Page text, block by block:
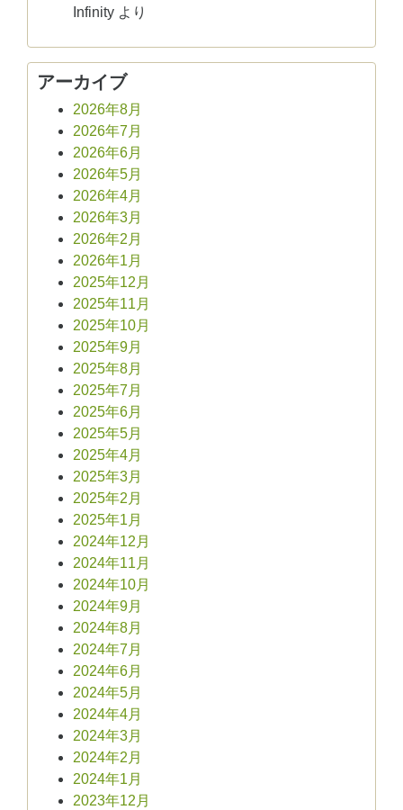
Infinity より
アーカイブ
2026年8月
2026年7月
2026年6月
2026年5月
2026年4月
2026年3月
2026年2月
2026年1月
2025年12月
2025年11月
2025年10月
2025年9月
2025年8月
2025年7月
2025年6月
2025年5月
2025年4月
2025年3月
2025年2月
2025年1月
2024年12月
2024年11月
2024年10月
2024年9月
2024年8月
2024年7月
2024年6月
2024年5月
2024年4月
2024年3月
2024年2月
2024年1月
2023年12月